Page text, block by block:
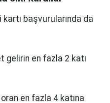
kartı başvurularında da
gelirin en fazla 2 katı
en fazla 4 katına